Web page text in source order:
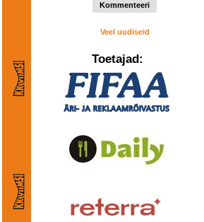
Kommenteeri
Veel uudiseid
Toetajad: